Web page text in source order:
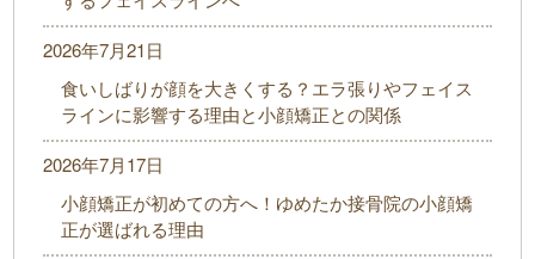
食いしばりが顔を大きくする？エラ張りやフェイス
ラインに影響する理由と小顔矯正との関係
2026年7月21日
小顔矯正が初めての方へ！ゆめたか接骨院の小顔矯
正が選ばれる理由
2026年7月17日